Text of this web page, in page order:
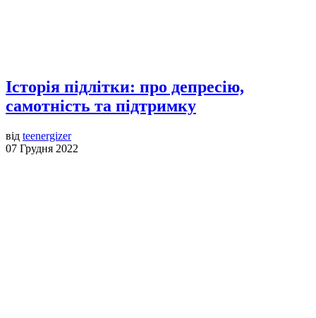
Історія підлітки: про депресію,
самотність та підтримку
від teenergizer
07 Грудня 2022